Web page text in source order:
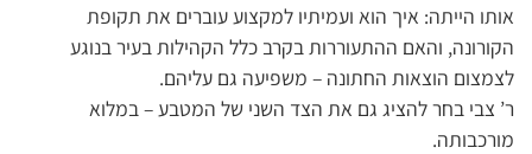
אותו הייתה: איך הוא ועמיתיו למקצוע עוברים את תקופת
הקורונה, והאם ההתעוררות בקרב כלל הקהילות בעיר בנוגע
לצמצום הוצאות החתונה – משפיעה גם עליהם.
ר’ צבי בחר להציג גם את הצד השני של המטבע – במלוא
מורכבותה.